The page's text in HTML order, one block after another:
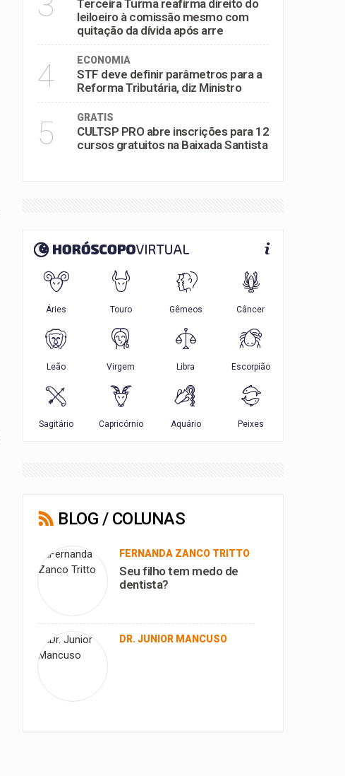
Terceira Turma reafirma direito do
leiloeiro à comissão mesmo com
quitação da dívida após arre
4 ECONOMIA
STF deve definir parâmetros para a
Reforma Tributária, diz Ministro
5 GRATIS
CULTSP PRO abre inscrições para 12
cursos gratuitos na Baixada Santista
BLOG / COLUNAS
FERNANDA ZANCO TRITTO
Seu filho tem medo de
dentista?
DR. JUNIOR MANCUSO